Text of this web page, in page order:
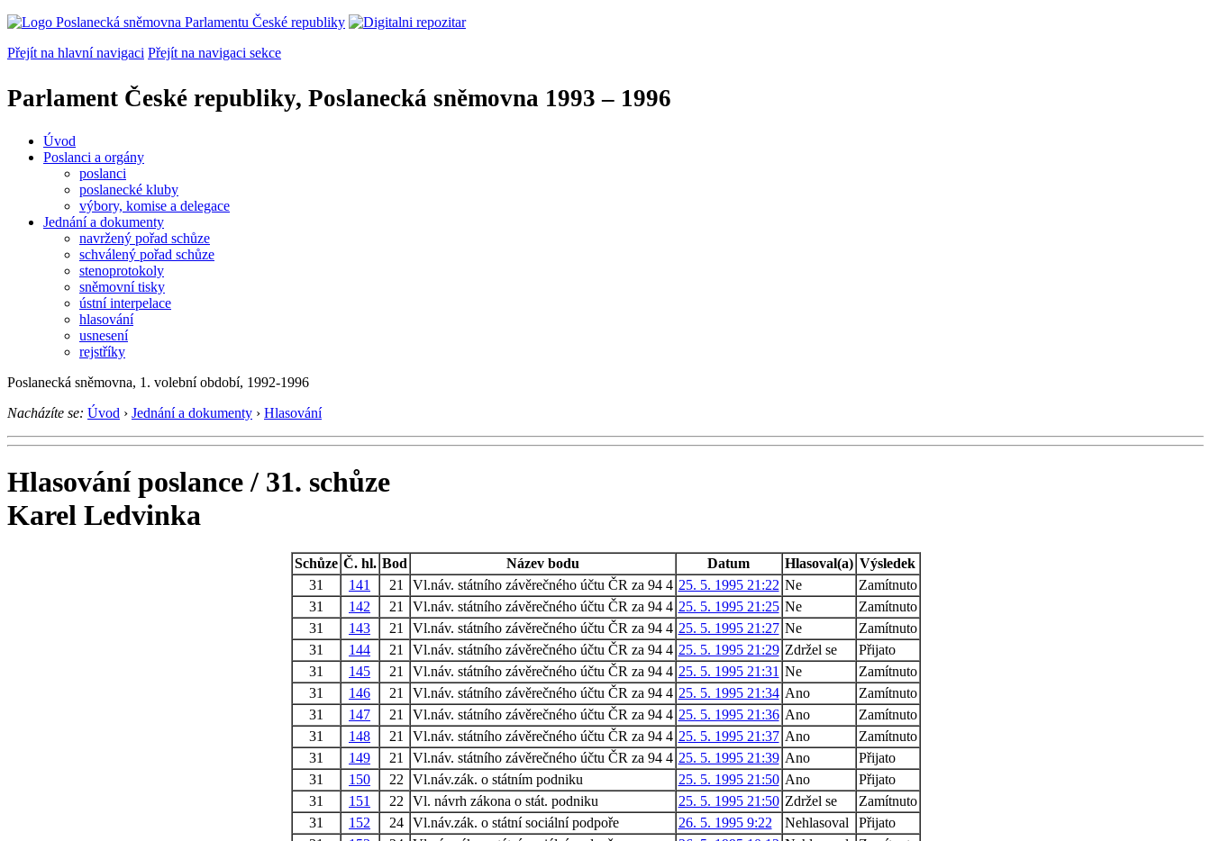
Přejít na hlavní navigaci Přejít na navigaci sekce
Parlament České republiky, Poslanecká sněmovna 1993 – 1996
Úvod
Poslanci a orgány
poslanci
poslanecké kluby
výbory, komise a delegace
Jednání a dokumenty
navržený pořad schůze
schválený pořad schůze
stenoprotokoly
sněmovní tisky
ústní interpelace
hlasování
usnesení
rejstříky
Poslanecká sněmovna, 1. volební období, 1992-1996
Nacházíte se: Úvod › Jednání a dokumenty › Hlasování
Hlasování poslance / 31. schůze
Karel Ledvinka
Schůze Č. hl. Bod Název bodu Datum Hlasoval(a) Výsledek
31
141 21 Vl.náv. státního závěrečného účtu ČR za 94 4 25. 5. 1995 21:22 Ne
Zamítnuto
31
142 21 Vl.náv. státního závěrečného účtu ČR za 94 4 25. 5. 1995 21:25 Ne
Zamítnuto
31
143 21 Vl.náv. státního závěrečného účtu ČR za 94 4 25. 5. 1995 21:27 Ne
Zamítnuto
31
144 21 Vl.náv. státního závěrečného účtu ČR za 94 4 25. 5. 1995 21:29 Zdržel se
Přijato
31
145 21 Vl.náv. státního závěrečného účtu ČR za 94 4 25. 5. 1995 21:31 Ne
Zamítnuto
31
146 21 Vl.náv. státního závěrečného účtu ČR za 94 4 25. 5. 1995 21:34 Ano
Zamítnuto
31
147 21 Vl.náv. státního závěrečného účtu ČR za 94 4 25. 5. 1995 21:36 Ano
Zamítnuto
31
148 21 Vl.náv. státního závěrečného účtu ČR za 94 4 25. 5. 1995 21:37 Ano
Zamítnuto
31
149 21 Vl.náv. státního závěrečného účtu ČR za 94 4 25. 5. 1995 21:39 Ano
Přijato
31
150 22 Vl.náv.zák. o státním podniku 25. 5. 1995 21:50 Ano
Přijato
31
151 22 Vl. návrh zákona o stát. podniku 25. 5. 1995 21:50 Zdržel se
Zamítnuto
31
152 24 Vl.náv.zák. o státní sociální podpoře 26. 5. 1995 9:22 Nehlasoval
Přijato